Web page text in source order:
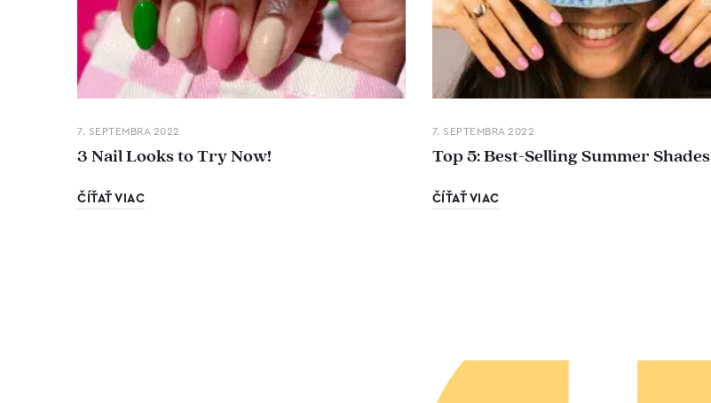
7. SEPTEMBRA 2022
3 Nail Looks to Try Now!
ČÍŤAŤ VIAC
7. SEPTEMBRA 2022
Top 5: Best-Selling Summer Shades
ČÍŤAŤ VIAC